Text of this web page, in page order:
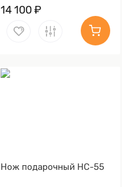
14 100 ₽
Нож подарочный НС-55